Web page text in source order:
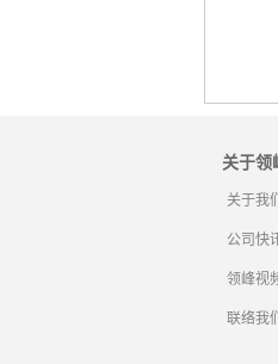
关于领
关于我们
公司快
领峰视
联络我们